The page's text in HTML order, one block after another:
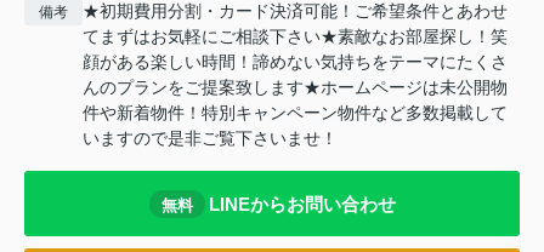
備考
★初期費用分割・カード決済可能！ご希望条件とあわせ
てまずはお気軽にご相談下さい★素敵なお部屋探し！笑
顔がある楽しい時間！諦めない気持ちをテーマにたくさ
んのプランをご提案致します★ホームページは未公開物
件や新着物件！特別キャンペーン物件など多数掲載して
いますので是非ご覧下さいませ！
無料 LINEからお問い合わせ